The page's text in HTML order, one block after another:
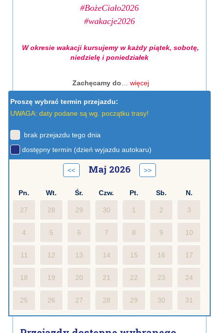
#BożeCiało2026
#wakacje2026
W okresie wakacji kursujemy w każdy piątek, sobotę,
niedzielę i poniedziałek
Zachęcamy do więcej
Proszę wybrać termin przejazdu:
UWAGA: daty podane są wg. początku trasy!
brak przejazdu tego dnia
dostępny termin (dzień wyjazdu autokaru)
<< Maj 2026 >>
Pn. Wt. Śr. Czw. Pt. Sb. N.
27 28 29 30 1 2 3
4 5 6 7 8 9 10
11 12 13 14 15 16 17
18 19 20 21 22 23 24
25 26 27 28 29 30 31